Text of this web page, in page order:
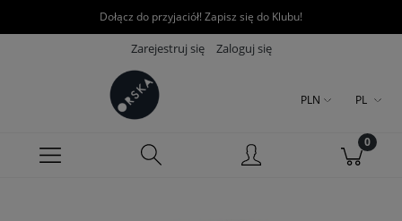
Dołącz do przyjaciół! Zapisz się do Klubu!
Zarejestruj się Zaloguj się
PLN PL